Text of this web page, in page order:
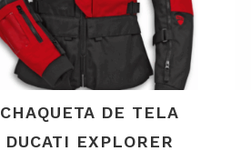
CHAQUETA DE TELA
DUCATI EXPLORER